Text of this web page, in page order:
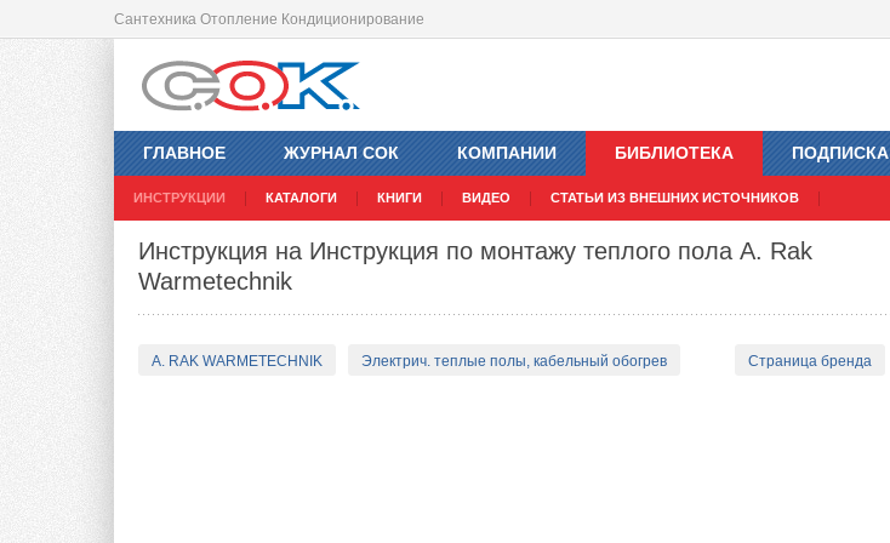
Сантехника Отопление Кондиционирование
ГЛАВНОЕ ЖУРНАЛ СОК КОМПАНИИ БИБЛИОТЕКА
ИНСТРУКЦИИ КАТАЛОГИ КНИГИ ВИДЕО СТАТЬИ ИЗ ВНЕШНИХ ИСТОЧНИКОВ
ПОДПИСКА
Инструкция на Инструкция по монтажу теплого пола A. Rak
Warmetechnik
A. RAK WARMETECHNIK Электрич. теплые полы, кабельный обогрев Страница бренда